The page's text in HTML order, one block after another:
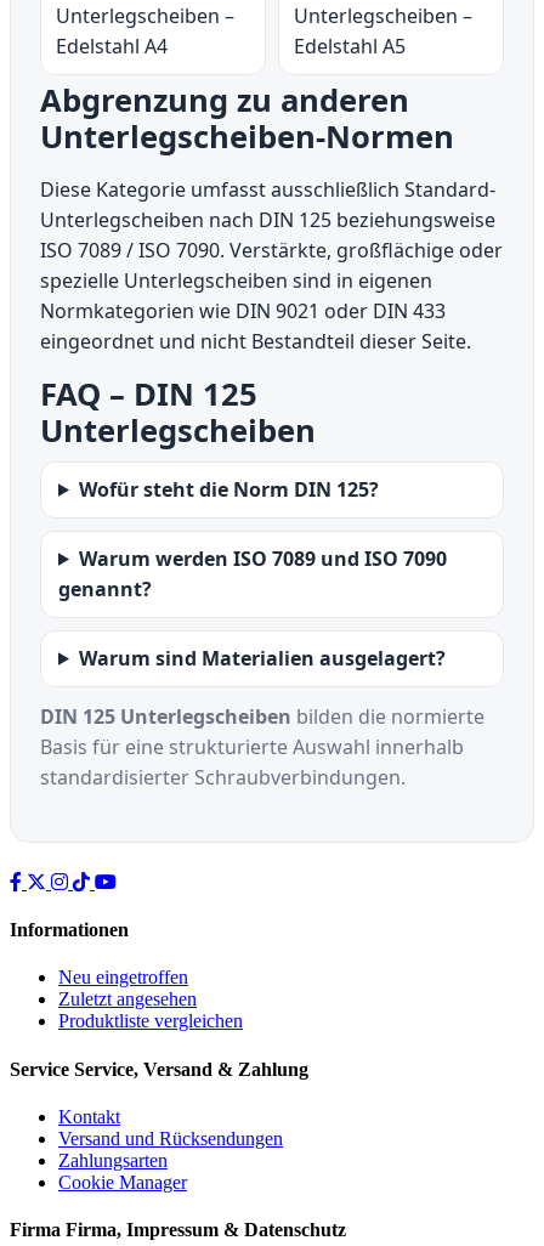
Unterlegscheiben –
Edelstahl A4
Unterlegscheiben –
Edelstahl A5
Abgrenzung zu anderen
Unterlegscheiben-Normen
Diese Kategorie umfasst ausschließlich Standard-
Unterlegscheiben nach DIN 125 beziehungsweise
ISO 7089 / ISO 7090. Verstärkte, großflächige oder
spezielle Unterlegscheiben sind in eigenen
Normkategorien wie DIN 9021 oder DIN 433
eingeordnet und nicht Bestandteil dieser Seite.
FAQ – DIN 125
Unterlegscheiben
Wofür steht die Norm DIN 125?
Warum werden ISO 7089 und ISO 7090
genannt?
Warum sind Materialien ausgelagert?
DIN 125 Unterlegscheiben bilden die normierte
Basis für eine strukturierte Auswahl innerhalb
standardisierter Schraubverbindungen.
Informationen
Neu eingetroffen
Zuletzt angesehen
Produktliste vergleichen
Service Service, Versand & Zahlung
Kontakt
Versand und Rücksendungen
Zahlungsarten
Cookie Manager
Firma Firma, Impressum & Datenschutz